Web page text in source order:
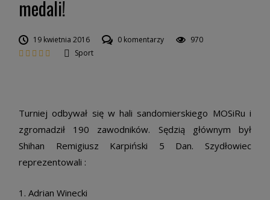
medali!
19 kwietnia 2016 0 komentarzy
970
Sport
Turniej odbywał się w hali sandomierskiego MOSiRu i
zgromadził 190 zawodników. Sędzią głównym był
Shihan Remigiusz Karpiński 5 Dan. Szydłowiec
reprezentowali :
1. Adrian Winecki